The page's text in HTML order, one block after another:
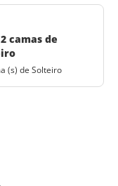
camas de
(s) de Solteiro